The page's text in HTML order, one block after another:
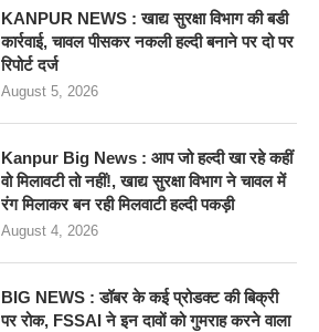
KANPUR NEWS : खाद्य सुरक्षा विभाग की बडी
कार्रवाई, चावल पीसकर नकली हल्दी बनाने पर दो पर
रिपोर्ट दर्ज
August 5, 2026
Kanpur Big News : आप जो हल्दी खा रहे कहीं
वो मिलावटी तो नहीं!, खाद्य सुरक्षा विभाग ने चावल में
रंग मिलाकर बन रही मिलवाटी हल्दी पकड़ी
August 4, 2026
BIG NEWS : डॉबर के कई प्रोडक्ट की बिक्री
पर रोक, FSSAI ने इन दावों को गुमराह करने वाला